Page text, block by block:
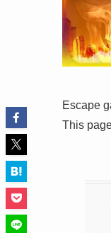
Escape
This